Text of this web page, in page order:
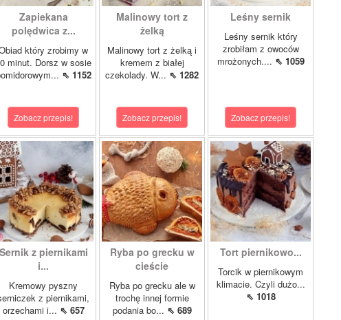
Zapiekana
polędwica z...
który zrobimy w
minut. Dorsz w sosie
⇖ 1152
Zobacz przepis!
Malinowy tort z
żelką
Malinowy tort z żelką i
kremem z białej
czekolady. W... ⇖ 1282
Zobacz przepis!
Leśny sernik
Leśny sernik który
zrobiłam z owoców
mrożonych.... ⇖ 1059
Zobacz przepis!
Sernik z piernikami
i...
Kremowy pyszny
z piernikami,
orzechami i... ⇖ 657
Ryba po grecku w
cieście
Ryba po grecku ale w
trochę innej formie
podania bo... ⇖ 689
Tort piernikowo...
Torcik w piernikowym
klimacie. Czyli dużo...
⇖ 1018